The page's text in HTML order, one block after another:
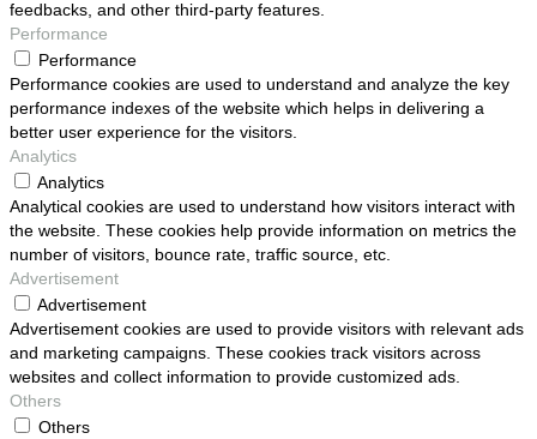
feedbacks, and other third-party features.
Performance
Performance
Performance cookies are used to understand and analyze the key
performance indexes of the website which helps in delivering a
better user experience for the visitors.
Analytics
Analytics
Analytical cookies are used to understand how visitors interact with
the website. These cookies help provide information on metrics the
number of visitors, bounce rate, traffic source, etc.
Advertisement
Advertisement
Advertisement cookies are used to provide visitors with relevant ads
and marketing campaigns. These cookies track visitors across
websites and collect information to provide customized ads.
Others
Others